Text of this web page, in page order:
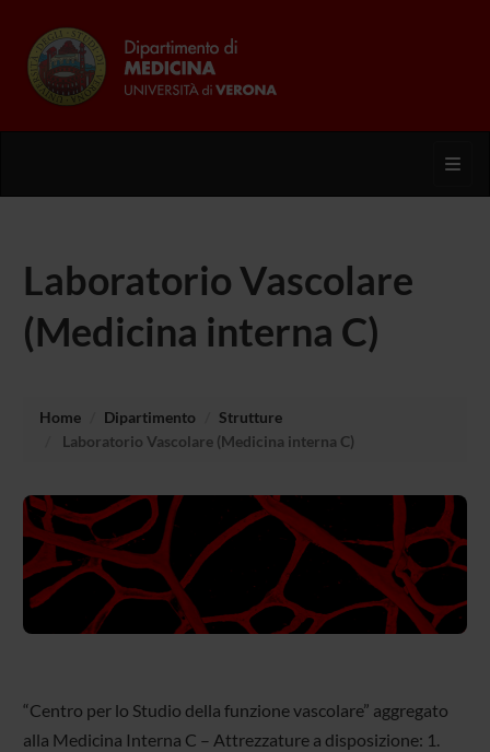
Laboratorio Vascolare
(Medicina interna C)
Home Dipartimento
Strutture
Laboratorio Vascolare (Medicina interna C)
“Centro per lo Studio della funzione vascolare” aggregato
alla Medicina Interna C – Attrezzature a disposizione: 1.